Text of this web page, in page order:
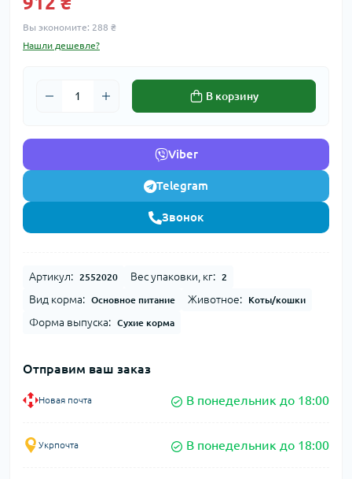
Вы экономите: 288 ₴
Нашли дешевле?
В корзину
Viber
Telegram
Звонок
Артикул: 2552020 Вес упаковки, кг: 2
Вид корма: Основное питание Животное: Коты/кошки
Форма выпуска: Сухие корма
Отправим ваш заказ
Новая почта В понедельник до 18:00
Укрпочта В понедельник до 18:00